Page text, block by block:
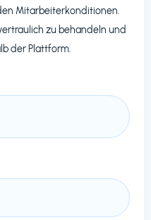
Mitarbeiterkonditionen.
zu behandeln und
der Plattform.